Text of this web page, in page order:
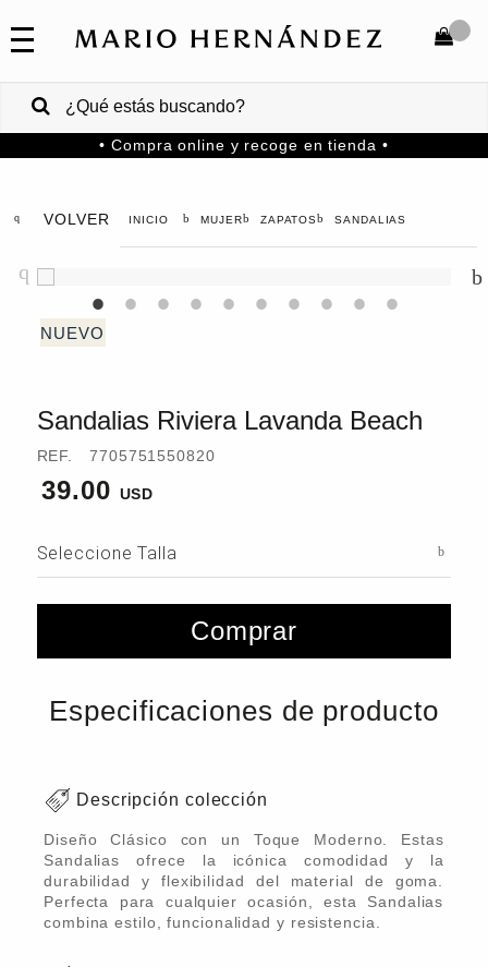
COLECCIONES
VENTAS
CORPORATIVAS
Venezuela
COMPRAR
• Compra online y recoge en tienda •
VOLVER MUJER ZAPATOS SANDALIAS
Sandalias Riviera Lavanda Beach
REF. 7705751550820
39.00
Seleccione Talla
Comprar
Especificaciones de producto
Descripción colección
Diseño Clásico con un Toque Moderno. Estas
Sandalias ofrece la icónica comodidad y la
durabilidad y flexibilidad del material de goma.
Perfecta para cualquier ocasión, esta Sandalias
combina estilo, funcionalidad y resistencia.